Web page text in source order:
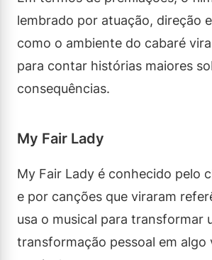
lembrado por atuação, direção
como o ambiente do cabaré
para contar histórias maiores
consequências.
My Fair Lady
My Fair Lady é conhecido pelo
e por canções que viraram
usa o musical para transformar
transformação pessoal em algo